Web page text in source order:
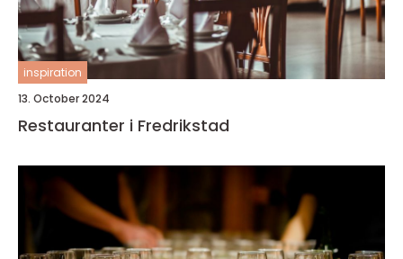
inspiration
13. October 2024
Restauranter i Fredrikstad